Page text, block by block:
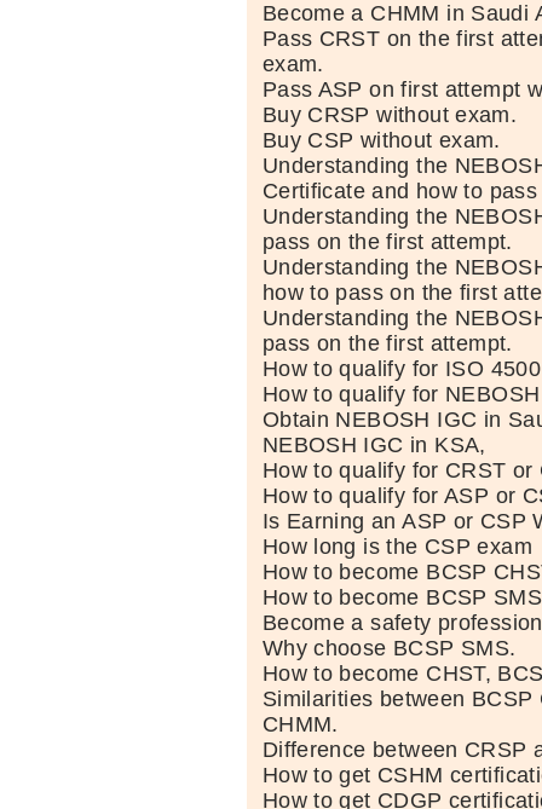
Become a CHMM in Saudi
Pass CRST on the first
exam.
Pass ASP on first attempt
Buy CRSP without exam.
Buy CSP without exam.
Understanding the
Certificate and how to
Understanding the
pass on the first attempt.
Understanding the
how to pass on the first
Understanding the
pass on the first attempt.
How to qualify for ISO
How to qualify for
Obtain NEBOSH IGC in
NEBOSH IGC in KSA,
How to qualify for CRST or
How to qualify for ASP or
Is Earning an ASP or CSP
How long is the CSP exam
How to become BCSP
How to become BCSP
Become a safety
Why choose BCSP SMS.
How to become CHST,
Similarities between BCSP
CHMM.
Difference between CRSP
How to get CSHM
How to get CDGP